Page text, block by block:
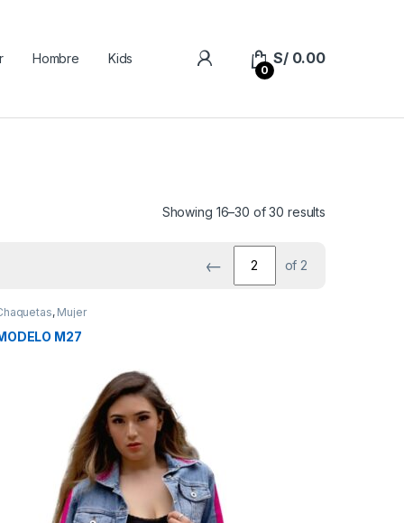
Hombre Kids
0
S/0.00
Showing 16–30 of 30 results
← of 2
, Mujer
M27